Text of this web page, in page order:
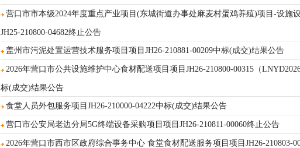
营口市市本级2024年度重点产业项目(东城街道办事处麻麦村蛋鸡养殖)项目-设施
JH25-210800-04682终止公告
盖州市污泥处置运营技术服务项目项目JH26-210881-00209中标(成交)结果公告
2026年营口市公共设施维护中心食材配送项目项目JH26-210800-00315（
标(成交)结果公告
食堂人员外包服务项目JH26-210000-04222中标(成交)结果公告
营口市公安局老边分局5G终端设备采购项目项目JH26-210811-00060终止公告
2026年营口市西市区政府综合事务中心 食堂食材配送服务项目项目JH26-210803-